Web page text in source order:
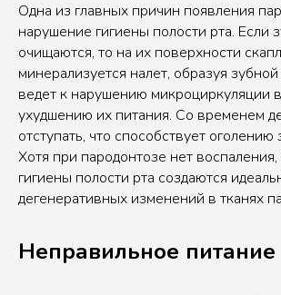
Одна из главных причин появления
нарушение гигиены полости рта. Если
очищаются, то на их поверхности
минерализуется налет, образуя
ведет к нарушению микроциркуляции
ухудшению их питания. Со временем
отступать, что способствует
Хотя при пародонтозе нет
гигиены полости рта создаются
дегенеративных изменений в тканях
Неправильное питание